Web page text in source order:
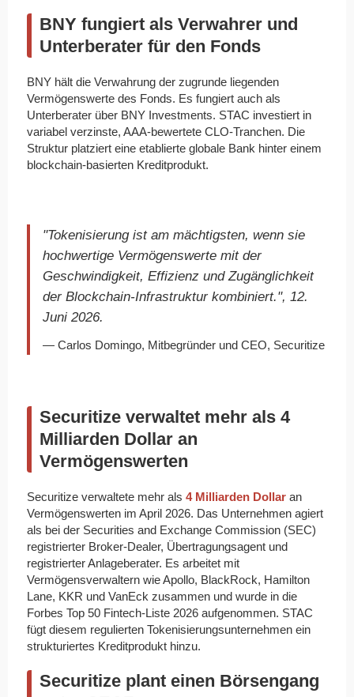
BNY fungiert als Verwahrer und
Unterberater für den Fonds
BNY hält die Verwahrung der zugrunde liegenden
Vermögenswerte des Fonds. Es fungiert auch als
Unterberater über BNY Investments. STAC investiert in
variabel verzinste, AAA-bewertete CLO-Tranchen. Die
Struktur platziert eine etablierte globale Bank hinter einem
blockchain-basierten Kreditprodukt.
"Tokenisierung ist am mächtigsten, wenn sie
hochwertige Vermögenswerte mit der
Geschwindigkeit, Effizienz und Zugänglichkeit
der Blockchain-Infrastruktur kombiniert.", 12.
Juni 2026.
— Carlos Domingo, Mitbegründer und CEO, Securitize
Securitize verwaltet mehr als 4
Milliarden Dollar an
Vermögenswerten
Securitize verwaltete mehr als 4 Milliarden Dollar an
Vermögenswerten im April 2026. Das Unternehmen agiert
als bei der Securities and Exchange Commission (SEC)
registrierter Broker-Dealer, Übertragungsagent und
registrierter Anlageberater. Es arbeitet mit
Vermögensverwaltern wie Apollo, BlackRock, Hamilton
Lane, KKR und VanEck zusammen und wurde in die
Forbes Top 50 Fintech-Liste 2026 aufgenommen. STAC
fügt diesem regulierten Tokenisierungsunternehmen ein
strukturiertes Kreditprodukt hinzu.
Securitize plant einen Börsengang